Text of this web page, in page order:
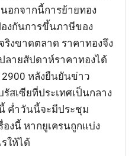
อกจากนี้การย้ายทอง
งกันการขึ้นภาษีของ
ริงขาดตลาด ราคาทองจึง
ลายสัปดาห์ราคาทองได้
หลังยืนยันข่าว
สเซียที่ประเทศเป็นกลาง
ค่ำวันนี้จะมีประชุม
งนี้ หากยูเครนถูกแบ่ง
ให้ได้